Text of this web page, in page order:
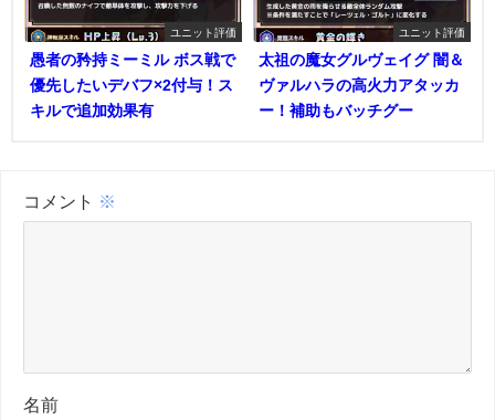
ユニット評価
愚者の矜持ミーミル ボス戦で
優先したいデバフ×2付与！ス
キルで追加効果有
ユニット評価
太祖の魔女グルヴェイグ 闇＆
ヴァルハラの高火力アタッカ
ー！補助もバッチグー
コメント ※
名前